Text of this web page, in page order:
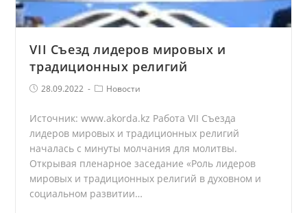
VII Съезд лидеров мировых и
традиционных религий
Запись
28.09.2022
Рубрика
Новости
Источник: www.akorda.kz Работа VII Съезда
лидеров мировых и традиционных религий
началась с минуты молчания для молитвы.
Открывая пленарное заседание «Роль лидеров
мировых и традиционных религий в духовном и
социальном развитии…